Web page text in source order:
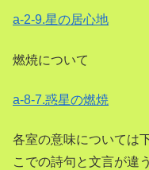
a-2-9.星の居心地
燃焼について
a-8-7.惑星の燃焼
各室の意味については
こでの詩句と文言が違